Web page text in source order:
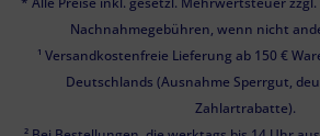
Nachnahmegebühren, wenn nicht
¹ Versandkostenfreie Lieferung ab 150 €
Deutschlands (Ausnahme Sperrgut,
Zahlartrabatte).